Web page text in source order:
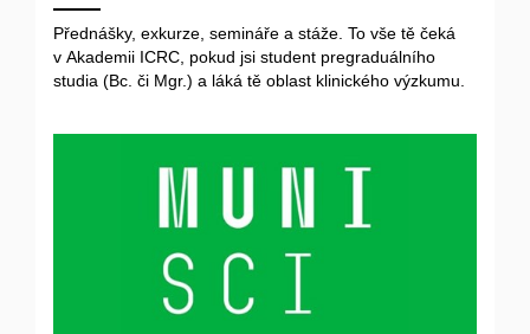
Přednášky, exkurze, semináře a stáže. To vše tě čeká
v Akademii ICRC, pokud jsi student pregraduálního
studia (Bc. či Mgr.) a láká tě oblast klinického výzkumu.